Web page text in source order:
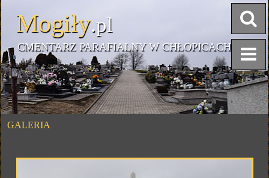
Mogiły.pl
CMENTARZ PARAFIALNY W CHŁOPICACH
GALERIA